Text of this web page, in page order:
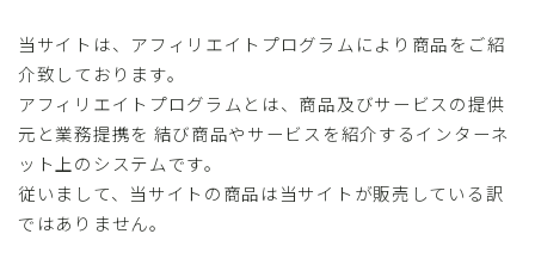
当サイトは、アフィリエイトプログラムにより商品をご紹
介致しております。
アフィリエイトプログラムとは、商品及びサービスの提供
元と業務提携を 結び商品やサービスを紹介するインターネ
ット上のシステムです。
従いまして、当サイトの商品は当サイトが販売している訳
ではありません。